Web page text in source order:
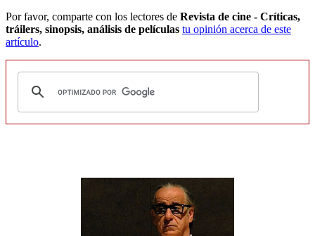
Por favor, comparte con los lectores de Revista de cine - Críticas,
tráilers, sinopsis, análisis de películas tu opinión acerca de este
artículo.